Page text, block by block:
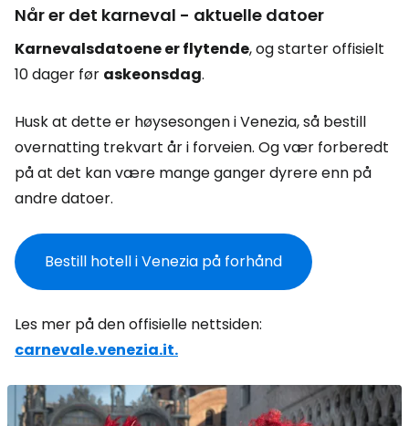
Når er det karneval - aktuelle datoer
Karnevalsdatoene er flytende, og starter offisielt
10 dager før askeonsdag.
Husk at dette er høysesongen i Venezia, så bestill
overnatting trekvart år i forveien. Og vær forberedt
på at det kan være mange ganger dyrere enn på
andre datoer.
Bestill hotell i Venezia på forhånd
Les mer på den offisielle nettsiden:
carnevale.venezia.it.